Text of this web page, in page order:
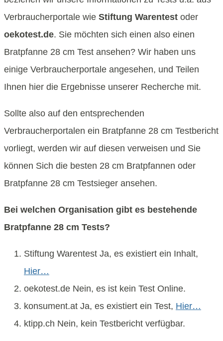
Verbraucherportale wie Stiftung Warentest oder
oekotest.de. Sie möchten sich einen also einen
Bratpfanne 28 cm Test ansehen? Wir haben uns
einige Verbraucherportale angesehen, und Teilen
Ihnen hier die Ergebnisse unserer Recherche mit.
Sollte also auf den entsprechenden
Verbraucherportalen ein Bratpfanne 28 cm Testbericht
vorliegt, werden wir auf diesen verweisen und Sie
können Sich die besten 28 cm Bratpfannen oder
Bratpfanne 28 cm Testsieger ansehen.
Bei welchen Organisation gibt es bestehende
Bratpfanne 28 cm Tests?
Stiftung Warentest Ja, es existiert ein Inhalt,
Hier…
oekotest.de Nein, es ist kein Test Online.
konsument.at Ja, es existiert ein Test, Hier…
ktipp.ch Nein, kein Testbericht verfügbar.